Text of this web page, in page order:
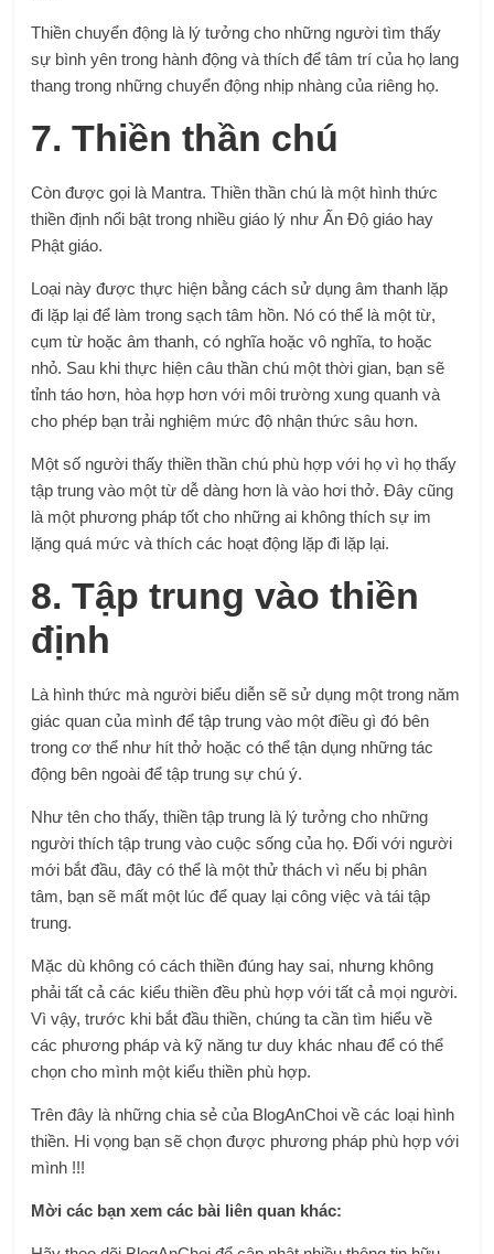
Thiền chuyển động là lý tưởng cho những người tìm thấy
sự bình yên trong hành động và thích để tâm trí của họ lang
thang trong những chuyển động nhịp nhàng của riêng họ.
7. Thiền thần chú
Còn được gọi là Mantra. Thiền thần chú là một hình thức
thiền định nổi bật trong nhiều giáo lý như Ấn Độ giáo hay
Phật giáo.
Loại này được thực hiện bằng cách sử dụng âm thanh lặp
đi lặp lại để làm trong sạch tâm hồn. Nó có thể là một từ,
cụm từ hoặc âm thanh, có nghĩa hoặc vô nghĩa, to hoặc
nhỏ. Sau khi thực hiện câu thần chú một thời gian, bạn sẽ
tỉnh táo hơn, hòa hợp hơn với môi trường xung quanh và
cho phép bạn trải nghiệm mức độ nhận thức sâu hơn.
Một số người thấy thiền thần chú phù hợp với họ vì họ thấy
tập trung vào một từ dễ dàng hơn là vào hơi thở. Đây cũng
là một phương pháp tốt cho những ai không thích sự im
lặng quá mức và thích các hoạt động lặp đi lặp lại.
8. Tập trung vào thiền
định
Là hình thức mà người biểu diễn sẽ sử dụng một trong năm
giác quan của mình để tập trung vào một điều gì đó bên
trong cơ thể như hít thở hoặc có thể tận dụng những tác
động bên ngoài để tập trung sự chú ý.
Như tên cho thấy, thiền tập trung là lý tưởng cho những
người thích tập trung vào cuộc sống của họ. Đối với người
mới bắt đầu, đây có thể là một thử thách vì nếu bị phân
tâm, bạn sẽ mất một lúc để quay lại công việc và tái tập
trung.
Mặc dù không có cách thiền đúng hay sai, nhưng không
phải tất cả các kiểu thiền đều phù hợp với tất cả mọi người.
Vì vậy, trước khi bắt đầu thiền, chúng ta cần tìm hiểu về
các phương pháp và kỹ năng tư duy khác nhau để có thể
chọn cho mình một kiểu thiền phù hợp.
Trên đây là những chia sẻ của BlogAnChoi về các loại hình
thiền. Hi vọng bạn sẽ chọn được phương pháp phù hợp với
mình !!!
Mời các bạn xem các bài liên quan khác: